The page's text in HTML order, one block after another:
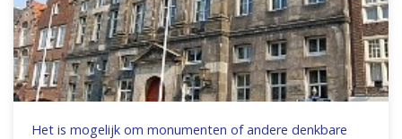
Het is mogelijk om monumenten of andere denkbare